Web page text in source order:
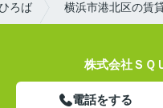
ろば 横浜市港北区の賃
株式会社Ｓ
電話をする